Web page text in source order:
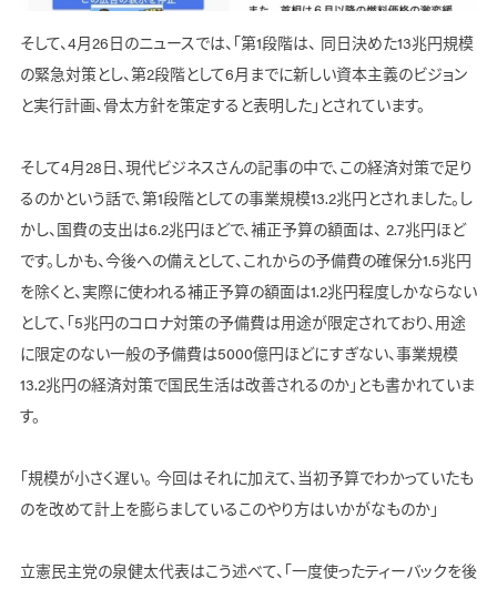
そして、4月26日のニュースでは、「第1段階は、 同日決めた13兆円規模
の緊急対策とし、第2段階として6月までに新しい資本主義のビジョン
と実行計画、骨太方針を策定すると表明した」とされています。
そして4月28日、現代ビジネスさんの記事の中で、この経済対策で足り
るのかという話で、第1段階としての事業規模13.2兆円とされました。し
かし、国費の支出は6.2兆円ほどで、補正予算の額面は、 2.7兆円ほど
です。しかも、今後への備えとして、これからの予備費の確保分1.5兆円
を除くと、実際に使われる補正予算の額面は1.2兆円程度しかならない
として、「5兆円のコロナ対策の予備費は用途が限定されており、用途
に限定のない一般の予備費は5000億円ほどにすぎない、事業規模
13.2兆円の経済対策で国民生活は改善されるのか」とも書かれていま
す。
「規模が小さく遅い。 今回はそれに加えて、当初予算でわかっていたも
のを改めて計上を膨らましているこのやり方はいかがなものか」
立憲民主党の泉健太代表はこう述べて、「一度使ったティーバックを後